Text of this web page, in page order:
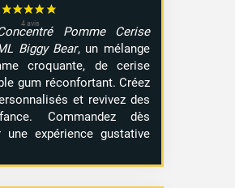
Pomme Cerise
Biggy Bear, un mélange
croquante, de cerise
gum réconfortant. Créez
et revivez des
Commandez dès
une expérience gustative